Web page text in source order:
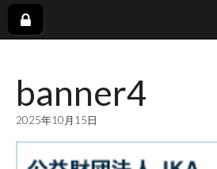
会
福
banner4
2025年10月15日